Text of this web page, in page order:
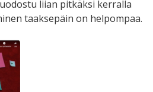
liian pitkäksi kerralla
taaksepäin on helpompaa.